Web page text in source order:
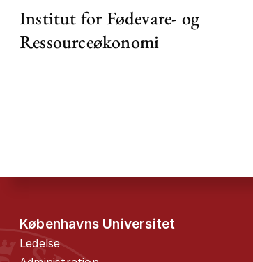
Institut for Fødevare- og
Ressourceøkonomi
Københavns Universitet
Ledelse